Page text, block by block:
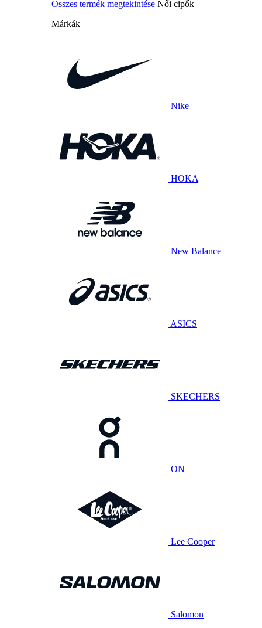
Összes termék megtekintése Női cipők
Márkák
Nike
HOKA
New Balance
ASICS
SKECHERS
ON
Lee Cooper
Salomon